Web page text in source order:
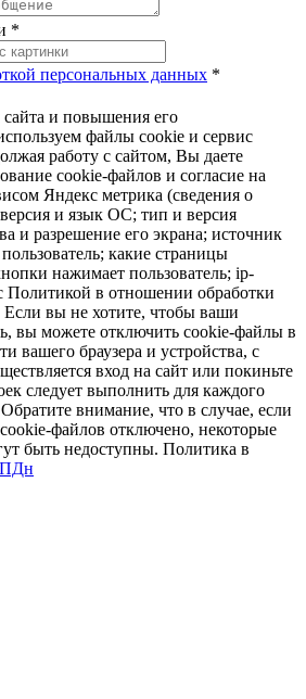
*
персональных данных *
и повышения его
файлы cookie и сервис
работу с сайтом, Вы даете
cookie-файлов и согласие на
Яндекс метрика (сведения о
и язык ОС; тип и версия
и разрешение его экрана; источник
какие страницы
нажимает пользователь; ip-
Политикой в отношении обработки
вы не хотите, чтобы ваши
вы можете отключить cookie-файлы в
вашего браузера и устройства, с
вход на сайт или покиньте
следует выполнить для каждого
внимание, что в случае, если
файлов отключено, некоторые
быть недоступны. Политика в
ПДн